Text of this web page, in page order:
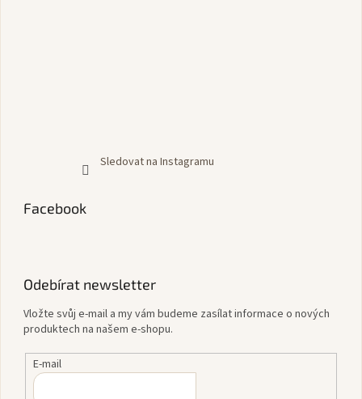
Sledovat na Instagramu
Facebook
Odebírat newsletter
Vložte svůj e-mail a my vám budeme zasílat informace o nových
produktech na našem e-shopu.
E-mail